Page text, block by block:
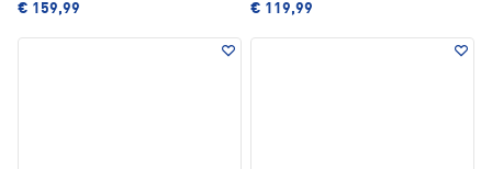
€ 159,99 € 119,99